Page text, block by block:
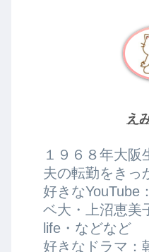
え
１９６８年大阪
夫の転勤をきっ
好きなYouTube
ベ大・上沼恵美
life・などなど
好きなドラマ：